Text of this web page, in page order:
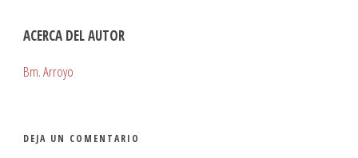
ACERCA DEL AUTOR
Bm. Arroyo
DEJA UN COMENTARIO